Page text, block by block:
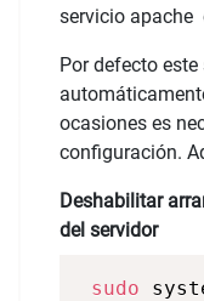
servicio apache
Por defecto
ocasiones es
configuración.
Deshabilitar
del servidor
sudo